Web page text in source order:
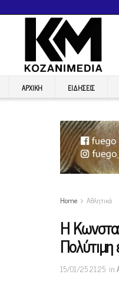
ΑΡΧΙΚΉ ΕΙΔΉΣΕΙΣ
Home Αθλητικά
Η
Πολύτιμη
15/01/25 21:25 in